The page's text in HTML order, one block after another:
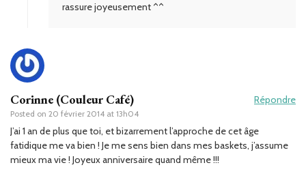
rassure joyeusement ^^
Corinne (Couleur Café)
Posted on 20 février 2014 at 13h04
Répondre
J’ai 1 an de plus que toi, et bizarrement l’approche de cet âge
fatidique me va bien ! Je me sens bien dans mes baskets, j’assume
mieux ma vie ! Joyeux anniversaire quand même !!!